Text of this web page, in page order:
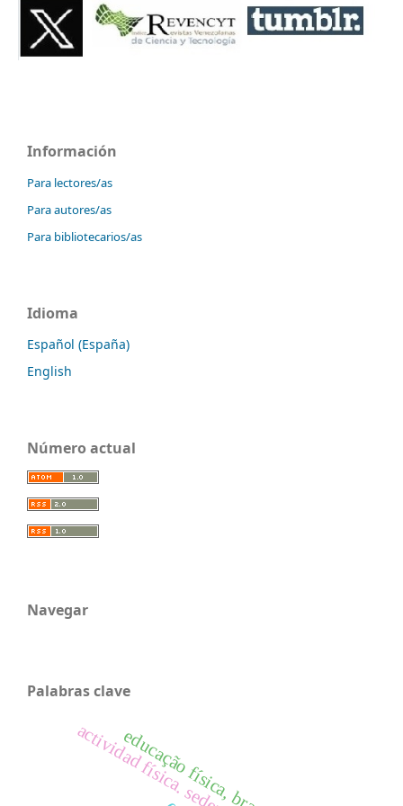
Información
Para lectores/as
Para autores/as
Para bibliotecarios/as
Idioma
Español (España)
English
Número actual
Navegar
Palabras clave